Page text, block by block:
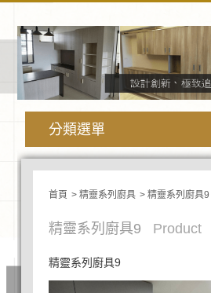
分類選單
首頁 精靈系列廚具 精靈系列廚具9
精靈系列廚具9 Product
精靈系列廚具9